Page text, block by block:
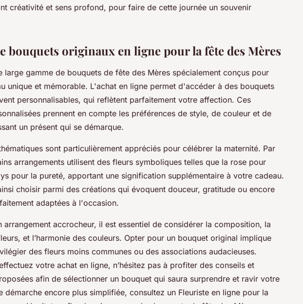
créativité et sens profond, pour faire de cette journée un souvenir
bouquets originaux en ligne pour la fête des Mères
large gamme de bouquets de fête des Mères spécialement conçus pour
unique et mémorable. L'achat en ligne permet d'accéder à des bouquets
personnalisables, qui reflètent parfaitement votre affection. Ces
prennent en compte les préférences de style, de couleur et de
un présent qui se démarque.
sont particulièrement appréciés pour célébrer la maternité. Par
arrangements utilisent des fleurs symboliques telles que la rose pour
pour la pureté, apportant une signification supplémentaire à votre cadeau.
choisir parmi des créations qui évoquent douceur, gratitude ou encore
adaptées à l'occasion.
arrangement accrocheur, il est essentiel de considérer la composition, la
et l’harmonie des couleurs. Opter pour un bouquet original implique
des fleurs moins communes ou des associations audacieuses.
votre achat en ligne, n’hésitez pas à profiter des conseils et
afin de sélectionner un bouquet qui saura surprendre et ravir votre
démarche encore plus simplifiée, consultez un Fleuriste en ligne pour la